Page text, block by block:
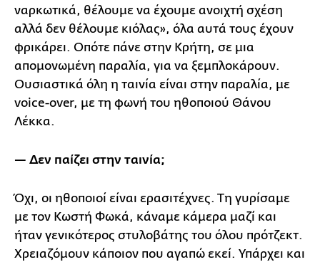
ναρκωτικά, θέλουμε να έχουμε ανοιχτή σχέση
αλλά δεν θέλουμε κιόλας», όλα αυτά τους έχουν
φρικάρει. Οπότε πάνε στην Κρήτη, σε μια
απομονωμένη παραλία, για να ξεμπλοκάρουν.
Ουσιαστικά όλη η ταινία είναι στην παραλία, με
voice-over, με τη φωνή του ηθοποιού Θάνου
Λέκκα.
— Δεν παίζει στην ταινία;
Όχι, οι ηθοποιοί είναι ερασιτέχνες. Τη γυρίσαμε
με τον Κωστή Φωκά, κάναμε κάμερα μαζί και
ήταν γενικότερος στυλοβάτης του όλου πρότζεκτ.
Χρειαζόμουν κάποιον που αγαπώ εκεί. Υπάρχει και